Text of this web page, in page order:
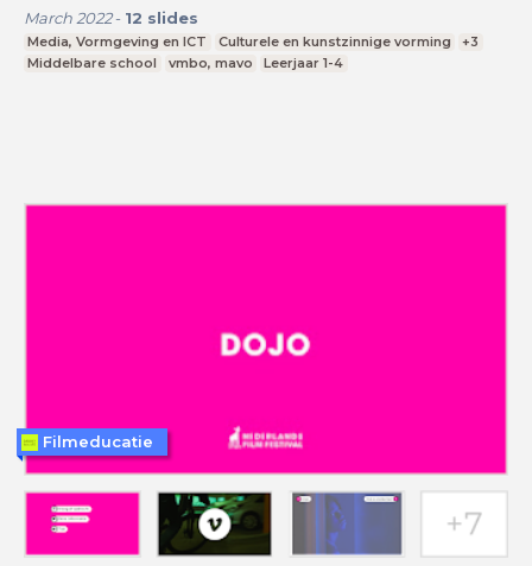
March 2022- 12 slides
Media, Vormgeving en ICT Culturele en kunstzinnige vorming
+3
Middelbare school
vmbo, mavo Leerjaar 1-4
Filmeducatie